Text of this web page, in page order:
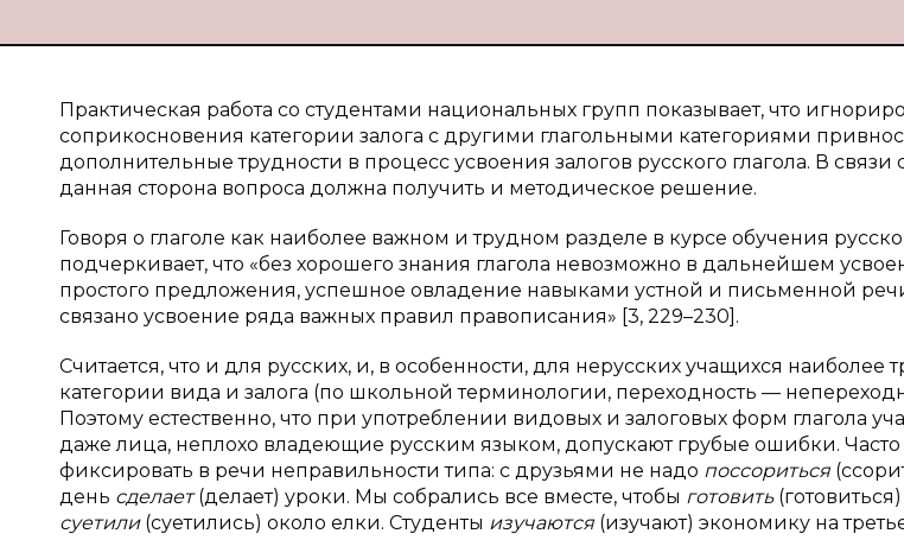
Практическая работа со студентами национальных групп показывает, что
соприкосновения категории залога с другими глагольными категориями
дополнительные трудности в процесс усвоения залогов русского глагола. В связи
данная сторона вопроса должна получить и методическое решение.
Говоря о глаголе как наиболее важном и трудном разделе в курсе обучения
подчеркивает, что «без хорошего знания глагола невозможно в дальнейшем
простого предложения, успешное овладение навыками устной и письменной
связано усвоение ряда важных правил правописания» [3, 229–230].
Считается, что и для русских, и, в особенности, для нерусских учащихся наиболее
категории вида и залога (по школьной терминологии, переходность —
Поэтому естественно, что при употреблении видовых и залоговых форм глагола
даже лица, неплохо владеющие русским языком, допускают грубые ошибки. Часто
фиксировать в речи неправильности типа: с друзьями не надо поссориться
день сделает(делает) уроки. Мы собрались все вместе, чтобы готовить
суетили (суетились) около елки. Студенты изучаются (изучают) экономику на